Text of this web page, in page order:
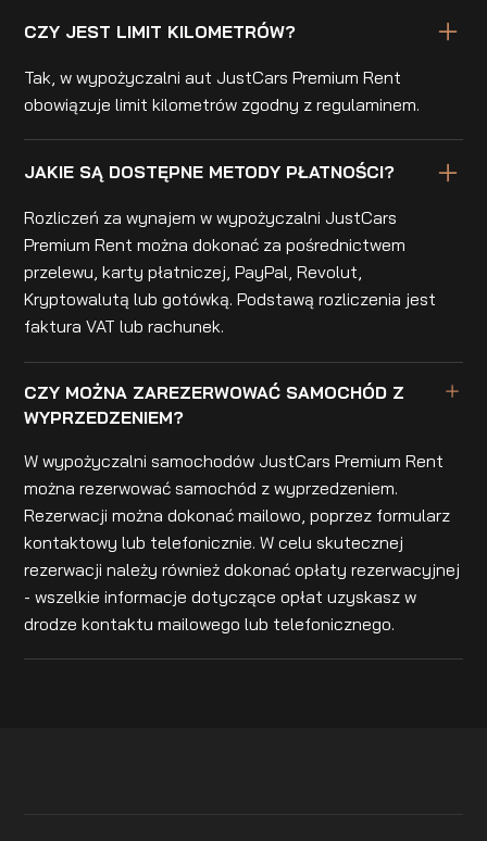
CZY JEST LIMIT KILOMETRÓW?
Tak, w wypożyczalni aut JustCars Premium Rent
obowiązuje limit kilometrów zgodny z regulaminem.
JAKIE SĄ DOSTĘPNE METODY PŁATNOŚCI?
Rozliczeń za wynajem w wypożyczalni JustCars
Premium Rent można dokonać za pośrednictwem
przelewu, karty płatniczej, PayPal, Revolut,
Kryptowalutą lub gotówką. Podstawą rozliczenia jest
faktura VAT lub rachunek.
CZY MOŻNA ZAREZERWOWAĆ SAMOCHÓD Z
WYPRZEDZENIEM?
W wypożyczalni samochodów JustCars Premium Rent
można rezerwować samochód z wyprzedzeniem.
Rezerwacji można dokonać mailowo, poprzez formularz
kontaktowy lub telefonicznie. W celu skutecznej
rezerwacji należy również dokonać opłaty rezerwacyjnej
- wszelkie informacje dotyczące opłat uzyskasz w
drodze kontaktu mailowego lub telefonicznego.